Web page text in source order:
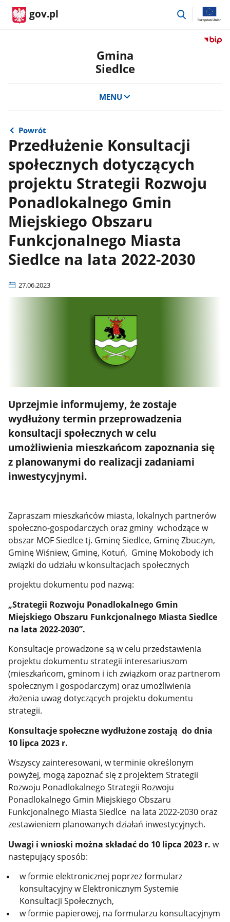
gov.pl
przejdź
Przejdź
Gmina
Siedlce
MENU
Powrót
Przedłużenie Konsultacji
społecznych dotyczących
projektu Strategii Rozwoju
Ponadlokalnego Gmin
Miejskiego Obszaru
Funkcjonalnego Miasta
Siedlce na lata 2022-2030
27.06.2023
Uprzejmie informujemy, że zostaje
wydłużony termin przeprowadzenia
konsultacji społecznych w celu
umożliwienia mieszkańcom zapoznania się
z planowanymi do realizacji zadaniami
inwestycyjnymi.
Zapraszam mieszkańców miasta, lokalnych partnerów
społeczno-gospodarczych oraz gminy wchodzące w
obszar MOF Siedlce tj. Gminę Siedlce, Gminę Zbuczyn,
Gminę Wiśniew, Gminę, Kotuń, Gminę Mokobody ich
związki do udziału w konsultacjach społecznych
projektu dokumentu pod nazwą:
„Strategii Rozwoju Ponadlokalnego Gmin
Miejskiego Obszaru Funkcjonalnego Miasta Siedlce
na lata 2022-2030”.
Konsultacje prowadzone są w celu przedstawienia
projektu dokumentu strategii interesariuszom
(mieszkańcom, gminom i ich związkom oraz partnerom
społecznym i gospodarczym) oraz umożliwienia
złożenia uwag dotyczących projektu dokumentu
strategii.
Konsultacje społeczne wydłużone zostają do dnia
10 lipca 2023 r.
Wszyscy zainteresowani, w terminie określonym
powyżej, mogą zapoznać się z projektem Strategii
Rozwoju Ponadlokalnego Strategii Rozwoju
Ponadlokalnego Gmin Miejskiego Obszaru
Funkcjonalnego Miasta Siedlce na lata 2022-2030 oraz
zestawieniem planowanych działań inwestycyjnych.
Uwagi i wnioski można składać do 10 lipca 2023 r. w
następujący sposób:
w formie elektronicznej poprzez formularz
konsultacyjny w Elektronicznym Systemie
Konsultacji Społecznych,
w formie papierowej, na formularzu konsultacyjnym